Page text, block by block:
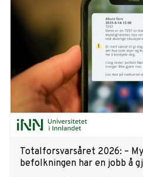
Totalforsvarsåret 2026: –
befolkningen har en jobb å